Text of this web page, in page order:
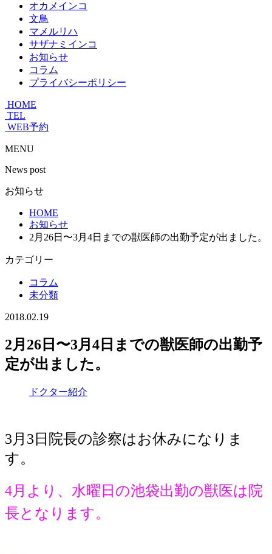
オカメインコ
文鳥
マメルリハ
サザナミインコ
お知らせ
コラム
プライバシーポリシー
HOME
TEL
WEB予約
MENU
News post
お知らせ
HOME
お知らせ
2月26日〜3月4日までの獣医師の出勤予定が出ました。
カテゴリー
コラム
未分類
2018.02.19
2月26日〜3月4日までの獣医師の出勤予
定が出ました。
ドクター紹介
3月3日院長の診察はお休みになりま
す。
4月より、水曜日の池袋出勤の獣医は院
長となります。